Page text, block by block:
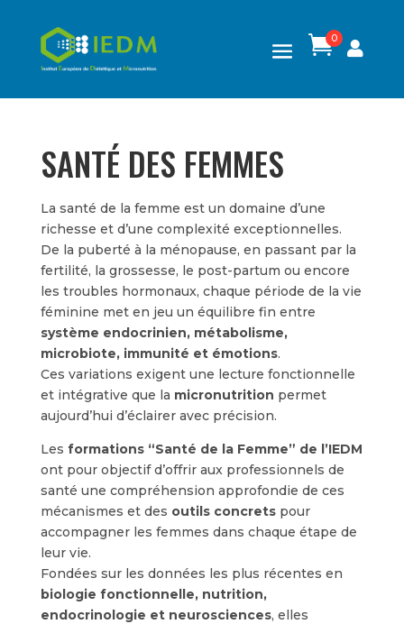
0

SANTÉ DES FEMMES
La santé de la femme est un domaine d’une
richesse et d’une complexité exceptionnelles.
De la puberté à la ménopause, en passant par la
fertilité, la grossesse, le post-partum ou encore
les troubles hormonaux, chaque période de la vie
féminine met en jeu un équilibre fin entre
système endocrinien, métabolisme,
microbiote, immunité et émotions.
Ces variations exigent une lecture fonctionnelle
et intégrative que la micronutrition permet
aujourd’hui d’éclairer avec précision.
Les formations “Santé de la Femme” de l’IEDM
ont pour objectif d’offrir aux professionnels de
santé une compréhension approfondie de ces
mécanismes et des outils concretspour
accompagner les femmes dans chaque étape de
leur vie.
Fondées sur les données les plus récentes en
biologie fonctionnelle, nutrition,
endocrinologie et neurosciences, elles